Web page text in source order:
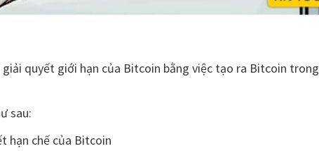
quyết giới hạn của Bitcoin bằng việc tạo ra Bitcoin trong
sau: